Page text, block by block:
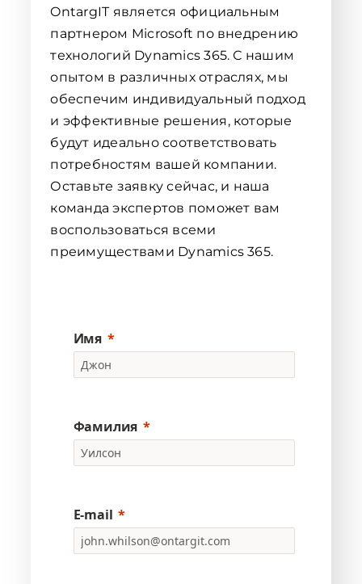
OntargIT является официальным
партнером Microsoft по внедрению
технологий Dynamics 365. С нашим
опытом в различных отраслях, мы
обеспечим индивидуальный подход
и эффективные решения, которые
будут идеально соответствовать
потребностям вашей компании.
Оставьте заявку сейчас, и наша
команда экспертов поможет вам
воспользоваться всеми
преимуществами Dynamics 365.
Имя
Фамилия
E-mail